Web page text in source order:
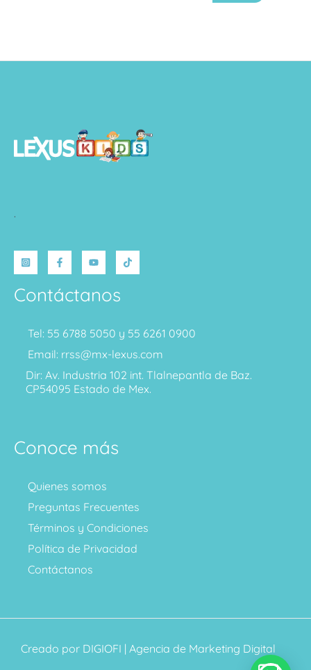
.
Contáctanos
Tel: 55 6788 5050 y 55 6261 0900
Email: rrss@mx-lexus.com
Dir: Av. Industria 102 int. Tlalnepantla de Baz.
CP54095 Estado de Mex.
Conoce más
Quienes somos
Preguntas Frecuentes
Términos y Condiciones
Política de Privacidad
Contáctanos
Creado por DIGIOFI | Agencia de Marketing Digital